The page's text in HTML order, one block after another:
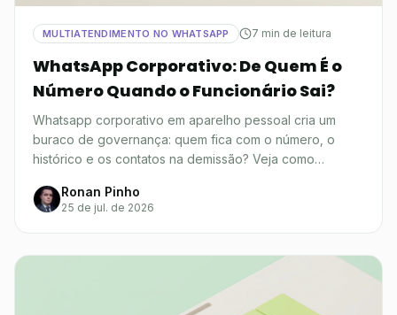
MULTIATENDIMENTO NO WHATSAPP 7 min de leitura
WhatsApp Corporativo: De Quem É o
Número Quando o Funcionário Sai?
Whatsapp corporativo em aparelho pessoal cria um
buraco de governança: quem fica com o número, o
histórico e os contatos na demissão? Veja como
Ronan Pinho
25 de jul. de 2026